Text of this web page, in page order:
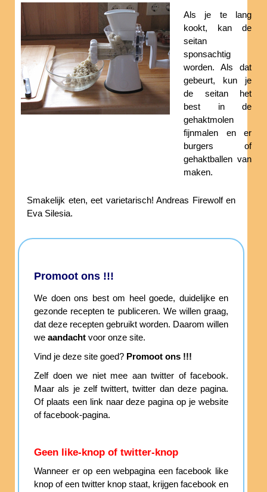
Als je te lang
kookt, kan de
seitan
sponsachtig
worden. Als dat
gebeurt, kun je
de seitan het
best in de
gehaktmolen
fijnmalen en er
burgers of
gehaktballen van
maken.
Smakelijk eten, eet varietarisch! Andreas Firewolf en
Eva Silesia.
Promoot ons !!!
We doen ons best om heel goede, duidelijke en
gezonde recepten te publiceren. We willen graag,
dat deze recepten gebruikt worden. Daarom willen
we aandacht voor onze site.
Vind je deze site goed? Promoot ons !!!
Zelf doen we niet mee aan twitter of facebook.
Maar als je zelf twittert, twitter dan deze pagina.
Of plaats een link naar deze pagina op je website
of facebook-pagina.
Geen like-knop of twitter-knop
Wanneer er op een webpagina een facebook like
knop of een twitter knop staat, krijgen facebook en